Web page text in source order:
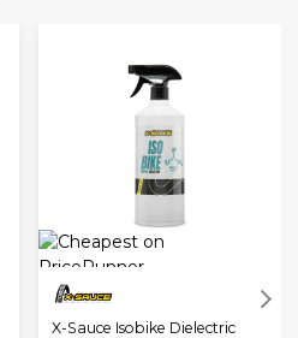
X-Sauce Isobike Dielectric